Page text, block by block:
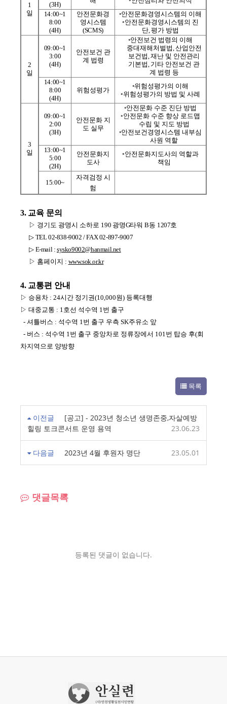
1
일
(3H)
14:00~1
8:00
(4H)
안전문화경
영시스템
(SCMS)
◦안전문화경영시스템의 이해
◦안전문화경영시스템의 진
단,평가 방법
2
일
09:00~1
3:00
(4H)
안전보건 관
계 법령
◦안전보건 법령의 이해
중대재해처벌법,산업안전
보건법,재난 및 안전관리
기본법, 기타 안전보건 관
계 법령 등
14:00~1
8:00
(4H)
위험성평가
◦위험성평가의 이해
◦위험성평가의 방법 및 사례
3
일
09:00~1
2:00
(3H)
안전문화 지
도 실무
◦안전문화 수준 진단 방법
◦안전문화 수준 향상 로드맵
수립 및 지도 방법
◦안전보건경영시스템 내부심
사원 역할
13:00~1
5:00
(2H)
안전문화지
도사
◦안전문화지도사의 역할과
책임
15:00~
자격검정 시
험
3. 교육 문의
▷ 경기도 광명시 소하로 190 광명G타워B동 1207호
▷ TEL 02-838-9002 / FAX 02-897-9007
▷ E-mail : sysko9002@hanmail.net
▷ 홈페이지 : www.sok.or.kr
4. 교통편 안내
▷ 승용차 : 24시간 정기권(10,000원) 등록대행
▷ 대중교통 : 1호선 석수역 1번 출구
- 셔틀버스 : 석수역 1번 출구 우측 SK주유소 앞
- 버스 : 석수역 1번 출구 중앙차로 정류장에서 101번 탑승 후(회
차지역으로 양방향
목록
이전글
[공고] - 2023년 청소년 생명존중,자살예방
힐링 토크콘서트 운영 용역
23.06.23
다음글 2023년 4월 후원자 명단 23.05.01
댓글목록
등록된 댓글이 없습니다.